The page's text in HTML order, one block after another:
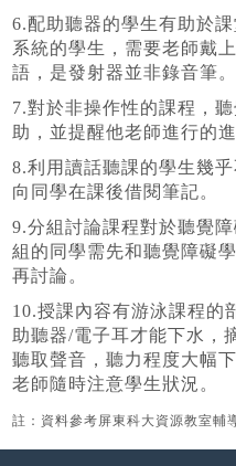
6.配助聽器的學生有助於
系統的學生，需要老師戴
語，是發射器並非錄音筆。
7.對於非操作性的課程，
助，並提醒他老師進行的進
8.利用讀話聽課的學生幾
向同學在課後借閱筆記。
9.分組討論課程對於聽覺
組的同學需先和聽覺障礙
再討論。
10.授課內容有游泳課程的
助聽器/電子耳才能下水，
聽取聲音，聽力程度大幅
老師隨時注意學生狀況。
註：資料參考屏東科大資源教室輔